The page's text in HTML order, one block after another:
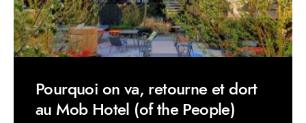
Pourquoi on va, retourne et dort
au Mob Hotel (of the People)